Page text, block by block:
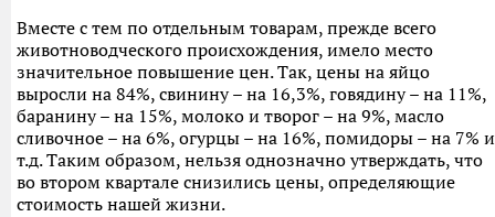
Вместе с тем по отдельным товарам, прежде всего
животноводческого происхождения, имело место
значительное повышение цен. Так, цены на яйцо
выросли на 84%, свинину – на 16,3%, говядину – на 11%,
баранину – на 15%, молоко и творог – на 9%, масло
сливочное – на 6%, огурцы – на 16%, помидоры – на 7% и
т.д. Таким образом, нельзя однозначно утверждать, что
во втором квартале снизились цены, определяющие
стоимость нашей жизни.